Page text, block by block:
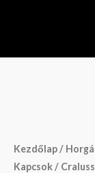
Kezdőlap/
Kapcsok/
Match
Gyorskapocs